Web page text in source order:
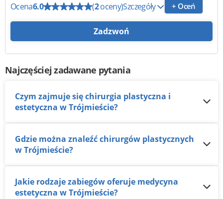
Ocena6.0 (2oceny)Szczegóły + Oceń
Zadzwoń
Najczęściej zadawane pytania
Czym zajmuje się chirurgia plastyczna i
estetyczna w Trójmieście?
Gdzie można znaleźć chirurgów plastycznych
w Trójmieście?
Jakie rodzaje zabiegów oferuje medycyna
estetyczna w Trójmieście?